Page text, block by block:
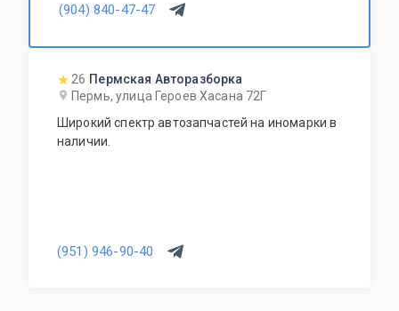
(904) 840-47-47
26 Пермская Авторазборка
Пермь, улица Героев Хасана 72Г
Широкий спектр автозапчастей на иномарки в
наличии.
(951) 946-90-40